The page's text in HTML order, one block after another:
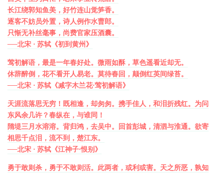
长江绕郭知鱼美，好竹连山觉笋香。
逐客不妨员外置，诗人例作水曹郎。
只惭无补丝毫事，尚费官家压酒囊。
──北宋 · 苏轼《初到黄州》
莺初解语，最是一年春好处。微雨如酥，草色遥看近却无。
休辞醉倒，花不看开人易老。莫待春回，颠倒红英间绿苔。
──北宋 · 苏轼《减字木兰花·莺初解语》
天涯流落思无穷！既相逢，却匆匆。携手佳人，和泪折残红。为问
东风余几许？春纵在，与谁同！
隋堤三月水溶溶。背归鸿，去吴中。回首彭城，清泗与淮通。欲寄
相思千点泪，流不到，楚江东。
──北宋 · 苏轼《江神子·恨别》
勇于敢则杀，勇于不敢则活。此两者，或利或害。天之所恶，孰知